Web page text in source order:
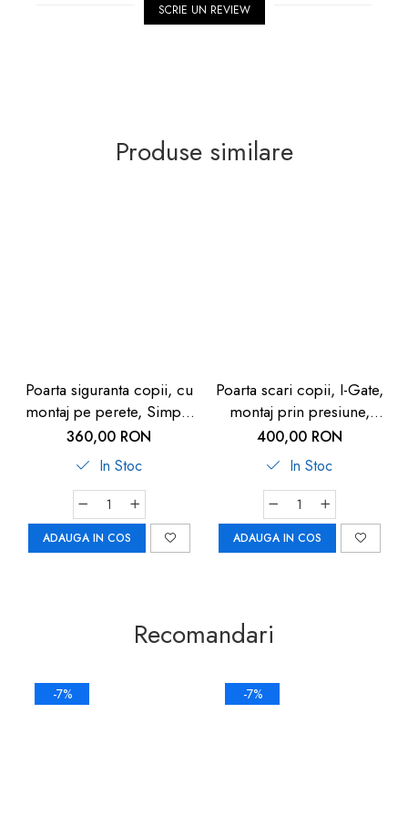
SCRIE UN REVIEW
Produse similare
Poarta siguranta copii, cu
montaj pe perete, Simple
Lock, Reer
360,00 RON
In Stoc
ADAUGA IN COS
Poarta scari copii, I-Gate,
montaj prin presiune,
Reer
400,00 RON
In Stoc
ADAUGA IN COS
Recomandari
-7% -7%